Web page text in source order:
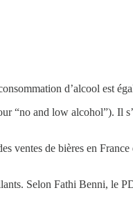
d’alcool est
“no and low alcohol”). Il
ventes de bières en
Selon Fathi Benni, le